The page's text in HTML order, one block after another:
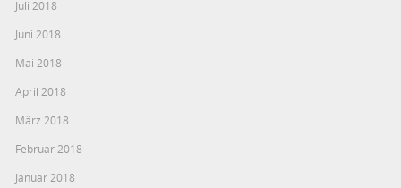
Juli 2018
Juni 2018
Mai 2018
April 2018
März 2018
Februar 2018
Januar 2018